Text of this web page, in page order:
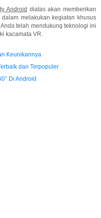
Android diatas akan memberikan
melakukan kegiatan khusus
telah mendukung teknologi ini
kacamata VR.
Keunikannya
dan Terpopuler
Di Android